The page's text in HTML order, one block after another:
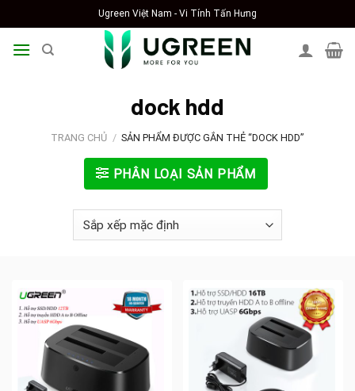
to
content
Ugreen Việt Nam - Vi Tính Tấn Hưng
dock hdd
TRANG CHỦ / SẢN PHẨM ĐƯỢC GẮN THẺ “DOCK HDD”
PHÂN LOẠI SẢN PHẨM